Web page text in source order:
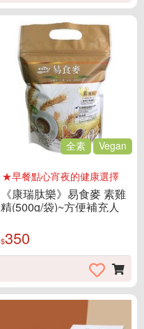
全素 Vegan
★早餐點心宵夜的健康選擇
《康瑞肽樂》易食麥 素雞
精(500g/袋)~方便補充人
$350